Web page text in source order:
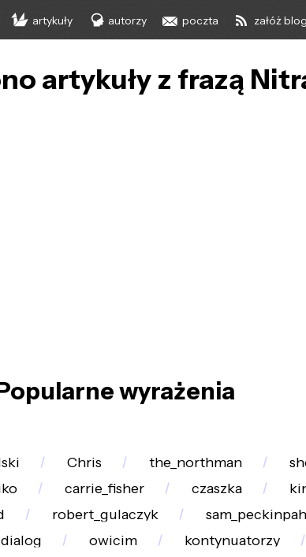
artykuły autorzy poczta załóż
artykuły z frazą
wyrażenia
Chris the_northman
carrie_fisher czaszka
robert_gulaczyk
sam_peckinpah_
dialog owicim kontynuatorzy